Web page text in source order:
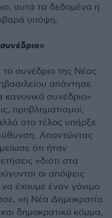
αυτά τα δεδομένα η
υπόψη.
συνέδριο της Νέας
απάντησε
συνέδριο»
προβληματισμοί,
στο τέλος υπήρξε
Απαντώντας
ότι ήταν
«διότι στα
οι απόψεις
έχουμε έναν γόνιμο
«η Νέα Δημοκρατία
δημοκρατικό κόμμα,